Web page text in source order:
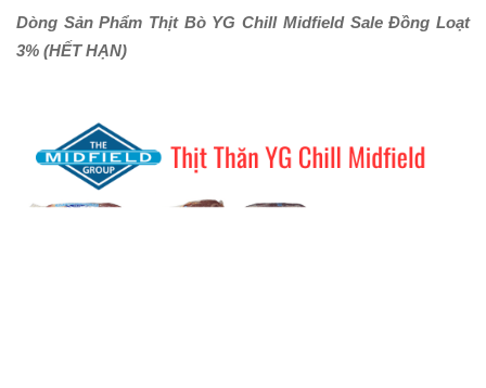
Dòng Sản Phẩm Thịt Bò YG Chill Midfield Sale Đồng Loạt
3% (HẾT HẠN)